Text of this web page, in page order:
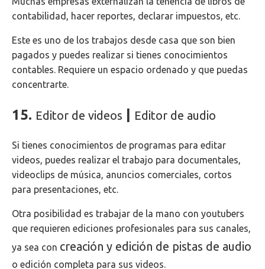
contabilidad, hacer reportes, declarar impuestos, etc.
Este es uno de los trabajos desde casa que son bien
pagados y puedes realizar si tienes conocimientos
contables. Requiere un espacio ordenado y que puedas
concentrarte.
15. Editor de videos Editor de audio
Si tienes conocimientos de programas para editar
videos, puedes realizar el trabajo para documentales,
videoclips de música, anuncios comerciales, cortos
para presentaciones, etc.
Otra posibilidad es trabajar de la mano con youtubers
que requieren ediciones profesionales para sus canales,
ya sea con creación y edición de pistas de audio
o edición completa para sus videos.